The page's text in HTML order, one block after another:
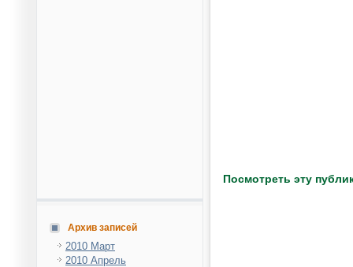
Архив записей
2010 Март
2010 Апрель
Посмотреть эту